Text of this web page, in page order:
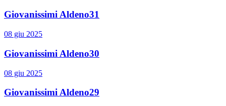
Giovanissimi Aldeno31
08 giu 2025
Giovanissimi Aldeno30
08 giu 2025
Giovanissimi Aldeno29